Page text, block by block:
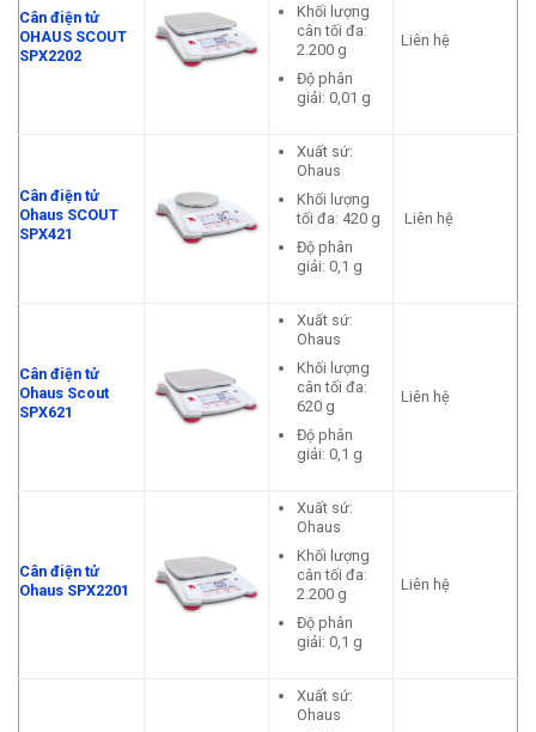
Cân điện tử
OHAUS SCOUT
SPX2202
Khối lượng
cân tối đa:
2.200 g
Độ phân
giải: 0,01 g
Liên hệ
Cân điện tử
Ohaus SCOUT
SPX421
Xuất sứ:
Ohaus
Khối lượng
tối đa: 420 g
Độ phân
giải: 0,1 g
Liên hệ
Cân điện tử
Ohaus Scout
SPX621
Xuất sứ:
Ohaus
Khối lượng
cân tối đa:
620 g
Độ phân
giải: 0,1 g
Liên hệ
Cân điện tử
Ohaus SPX2201
Xuất sứ:
Ohaus
Khối lượng
cân tối đa:
2.200 g
Độ phân
giải: 0,1 g
Liên hệ
Xuất sứ:
Ohaus